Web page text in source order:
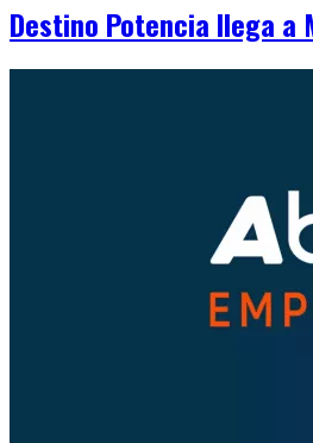
Destino Potencia llega a